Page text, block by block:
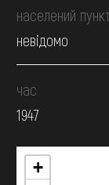
населений
невідомо
час
1947
+